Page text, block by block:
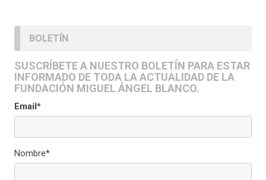
BOLETÍN
SUSCRÍBETE A NUESTRO BOLETÍN PARA ESTAR
INFORMADO DE TODA LA ACTUALIDAD DE LA
FUNDACIÓN MIGUEL ÁNGEL BLANCO.
Email*
Nombre*